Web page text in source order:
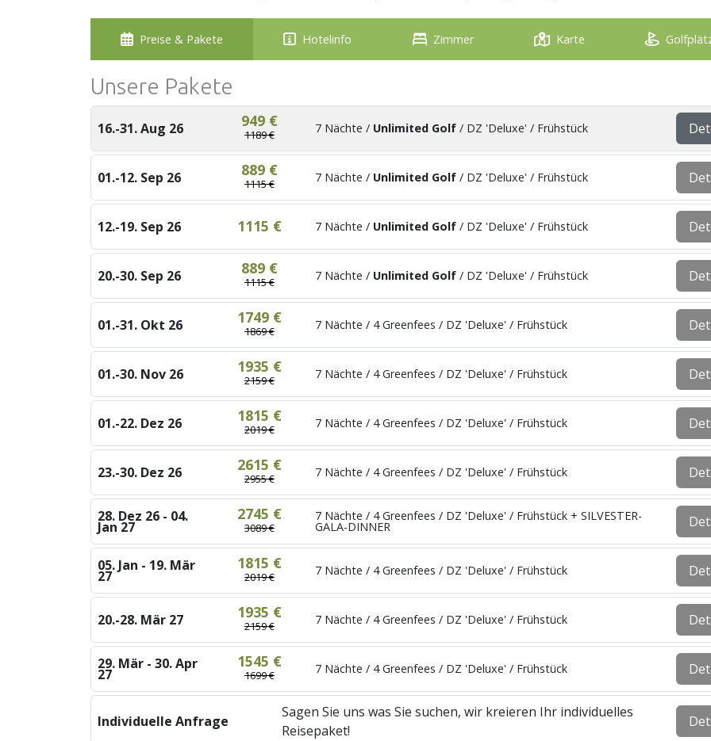
Preise & Pakete Hotelinfo Zimmer Karte
Unsere Pakete
16.-31. Aug 26 949 €
1189 € 7 Nächte / Unlimited Golf / DZ 'Deluxe' / Frühstück
01.-12. Sep 26 889 €
1115 € 7 Nächte / Unlimited Golf / DZ 'Deluxe' / Frühstück
12.-19. Sep 26 1115 € 7 Nächte / Unlimited Golf / DZ 'Deluxe' / Frühstück
20.-30. Sep 26 889 €
1115 € 7 Nächte / Unlimited Golf / DZ 'Deluxe' / Frühstück
01.-31. Okt 26 1749 €
1869 € 7 Nächte / 4 Greenfees / DZ 'Deluxe' / Frühstück
01.-30. Nov 26 1935 €
2159 € 7 Nächte / 4 Greenfees / DZ 'Deluxe' / Frühstück
01.-22. Dez 26 1815 €
2019 € 7 Nächte / 4 Greenfees / DZ 'Deluxe' / Frühstück
23.-30. Dez 26 2615 €
2955 € 7 Nächte / 4 Greenfees / DZ 'Deluxe' / Frühstück
28. Dez 26 - 04.
Jan 27
2745 €
3089 €
7 Nächte / 4 Greenfees / DZ 'Deluxe' / Frühstück + SILVESTER-
GALA-DINNER
05. Jan - 19. Mär
27
1815 €
2019 € 7 Nächte / 4 Greenfees / DZ 'Deluxe' / Frühstück
20.-28. Mär 27 1935 €
2159 € 7 Nächte / 4 Greenfees / DZ 'Deluxe' / Frühstück
29. Mär - 30. Apr
27
1545 €
1699 € 7 Nächte / 4 Greenfees / DZ 'Deluxe' / Frühstück
Individuelle Anfrage
Sagen Sie uns was Sie suchen, wir kreieren Ihr individuelles
Reisepaket!